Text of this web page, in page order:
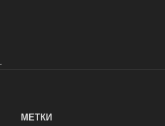
.
МЕТКИ